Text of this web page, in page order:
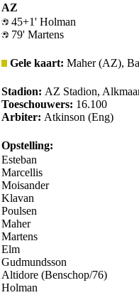
AZ
45+1' Holman
79' Martens
Gele kaart: Maher (AZ),
Stadion: AZ Stadion,
Toeschouwers: 16.100
Arbiter: Atkinson (Eng)
Opstelling:
Esteban
Marcellis
Moisander
Klavan
Poulsen
Maher
Martens
Elm
Gudmundsson
Altidore (Benschop/76)
Holman